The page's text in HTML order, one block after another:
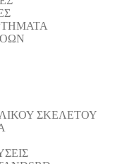
ΣΚΕΛΕΤΟΥ